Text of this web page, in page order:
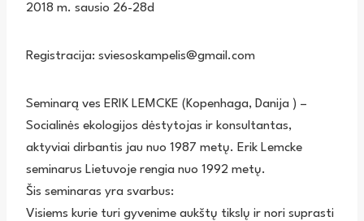
2018 m. sausio 26-28d
Registracija: sviesoskampelis@gmail.com
Seminarą ves ERIK LEMCKE (Kopenhaga, Danija ) –
Socialinės ekologijos dėstytojas ir konsultantas,
aktyviai dirbantis jau nuo 1987 metų. Erik Lemcke
seminarus Lietuvoje rengia nuo 1992 metų.
Šis seminaras yra svarbus:
Visiems kurie turi gyvenime aukštų tikslų ir nori suprasti